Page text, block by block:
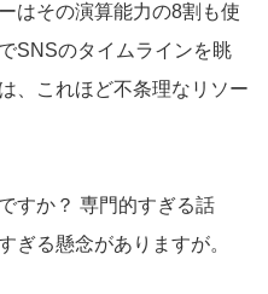
はその演算能力の8割も使
SNSのタイムラインを眺
、これほど不条理なリソー
すか？ 専門的すぎる話
ぎる懸念がありますが。